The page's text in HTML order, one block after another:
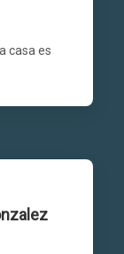
casa es